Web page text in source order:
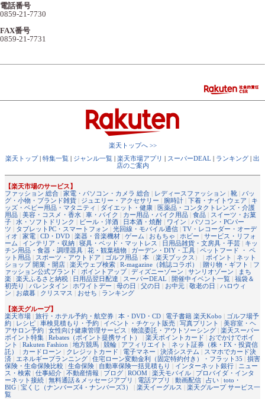
電話番号
0859-21-7730
FAX番号
0859-21-7731
楽天トップへ >>
楽天トップ| 特集一覧 | ジャンル一覧 | 楽天市場アプリ | スーパーDEAL | ランキング | 出
店のご案内
【楽天市場のサービス】
ファッション 総合 | 家電・パソコン・カメラ 総合 | レディースファッション | 靴 | バッ
グ・小物・ブランド雑貨 | ジュエリー・アクセサリー | 腕時計 | 下着・ナイトウェア | キ
ッズ・ベビー用品・マタニティ | ダイエット・健康 | 医薬品・コンタクトレンズ・介護
用品 | 美容・コスメ・香水 | 車・バイク | カー用品・バイク用品 | 食品 | スイーツ・お菓
子 | 水・ソフトドリンク | ビール・洋酒 | 日本酒・焼酎 | ワイン | パソコン・PCパー
ツ | タブレットPC・スマートフォン | 光回線・モバイル通信 | TV・レコーダー・オーデ
ィオ | 家電 | CD・DVD | 楽器・音楽機材 | ゲーム | おもちゃ | ホビー | サービス・リフォ
ーム | インテリア・収納 | 寝具・ベッド・マットレス | 日用品雑貨・文房具・手芸 | キッ
チン用品・食器・調理器具 | 花・観葉植物 | ガーデン・DIY・工具 | ペットフード ・ ペ
ット用品 | スポーツ・アウトドア | ゴルフ用品 | 本 （楽天ブックス ） | ポイント | ネット
ショップ 開業・開店 | 楽天ウェブ検索 | R-magazine（雑誌コラボ） | 贈り物・ギフト | フ
ァッション公式ブランド | ポイントアップ| ディズニーゾーン | サンリオゾーン | まち
楽 | 楽天ふるさと納税 | 日用品翌日配達 | スーパーDEAL | 開催中イベント一覧 | 福袋＆
初売り | バレンタイン | ホワイトデー | 母の日 | 父の日 | お中元 | 敬老の日 | ハロウィ
ン | お歳暮 | クリスマス | おせち | ランキング
【楽天グループ】
楽天市場 | 旅行・ホテル予約・航空券 | 本・DVD・CD | 電子書籍 楽天Kobo | ゴルフ場予
約 | レシピ | 車検見積もり・予約 | イベント・チケット販売 | 写真プリント | 美容室・ヘ
アサロン予約 | 女性向け健康管理サービス | 物流委託・アウトソーシング | 楽天スーパー
ポイント特集 | Rebates（ポイント提携サイト） | 楽天ポイントカード | おでかけでポイ
ント | Rakuten Fashion | 地方競馬 | 競輪 | アフィリエイト | ネット証券（株・FX・投資信
託）
| カードローン | クレジットカード | 電子マネー | 決済システム | スマホでカード決
済 | エネルギープランニング | 住宅ローン変動金利（固定特約付き）・フラット35 | 損害
保険・生命保険比較 | 生命保険 | 自動車保険一括見積もり | インターネット銀行 | ニュー
ス・検索 | 仕事紹介 | 不動産情報 | ブログ | ROOM | 楽天モバイル | プロバイダ・インタ
ーネット接続 | 無料通話＆メッセージアプリ | 電話アプリ | 動画配信 | 占い | toto・
BIG | 宝くじ（ナンバーズ4・ナンバーズ3） | 楽天イーグルス | 楽天グループ サービス一
覧